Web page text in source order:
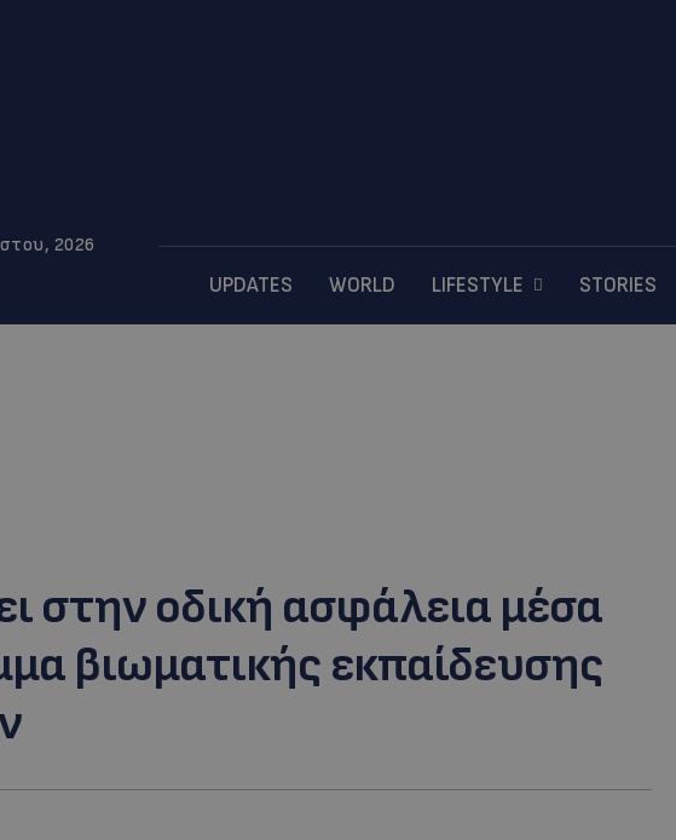
2026
UPDATES WORLD LIFESTYLE STORIES
στην οδική ασφάλεια μέσα
βιωματικής εκπαίδευσης